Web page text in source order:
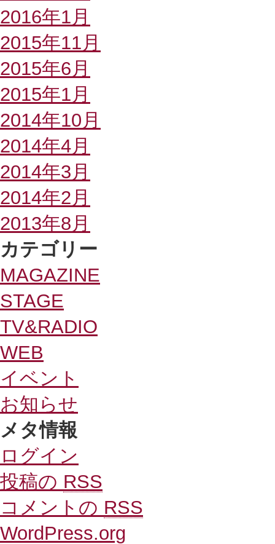
2016年1月
2015年11月
2015年6月
2015年1月
2014年10月
2014年4月
2014年3月
2014年2月
2013年8月
カテゴリー
MAGAZINE
STAGE
TV&RADIO
WEB
イベント
お知らせ
メタ情報
ログイン
投稿の RSS
コメントの RSS
WordPress.org